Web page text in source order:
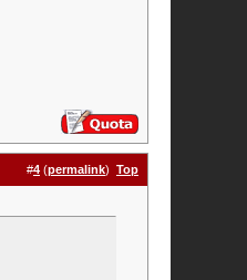
#4 (permalink) Top